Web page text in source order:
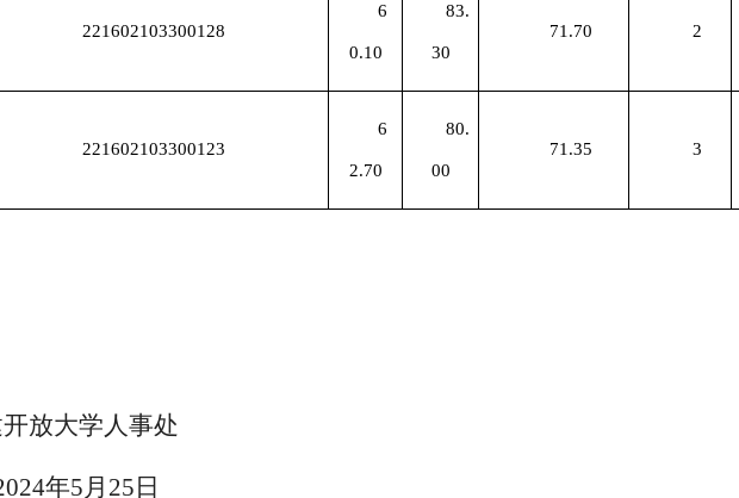
221602103300128
6
0.10
83.
30
71.70 2
221602103300123
6
2.70
80.
00
71.35 3
人事处
4年5月 25 日